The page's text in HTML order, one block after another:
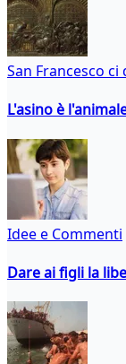
San Francesco ci
L'asino è
Idee e Commenti
Dare ai figli la